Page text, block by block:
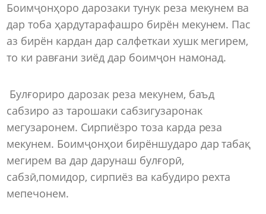
Боимҷонҳоро дарозаки тунук реза мекунем ва
дар тоба ҳардутарафашро бирён мекунем. Пас
аз бирён кардан дар салфеткаи хушк мегирем,
то ки равғани зиёд дар боимҷон намонад.
Булғориро дарозак реза мекунем, баъд
сабзиро аз тарошаки сабзигузаронак
мегузаронем. Сирпиёзро тоза карда реза
мекунем. Боимҷонҳои бирёншударо дар табақ
мегирем ва дар дарунаш булғорӣ,
сабзӣ,помидор, сирпиёз ва кабудиро рехта
мепечонем.